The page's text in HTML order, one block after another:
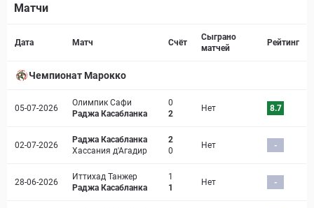
Матчи
Дата Матч Счёт
Сыграно
матчей
Рейтинг
Чемпионат Марокко
05-07-2026
Олимпик Сафи
Раджа Касабланка
0
2
Нет 8.7
02-07-2026
Раджа Касабланка
Хассания д'Агадир
2
0
Нет -
28-06-2026
Иттихад Танжер
Раджа Касабланка
1
1
Нет -